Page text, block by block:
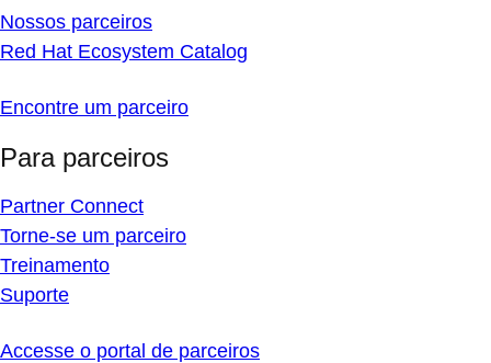
Nossos parceiros
Red Hat Ecosystem Catalog
Encontre um parceiro
Para parceiros
Partner Connect
Torne-se um parceiro
Treinamento
Suporte
Accesse o portal de parceiros